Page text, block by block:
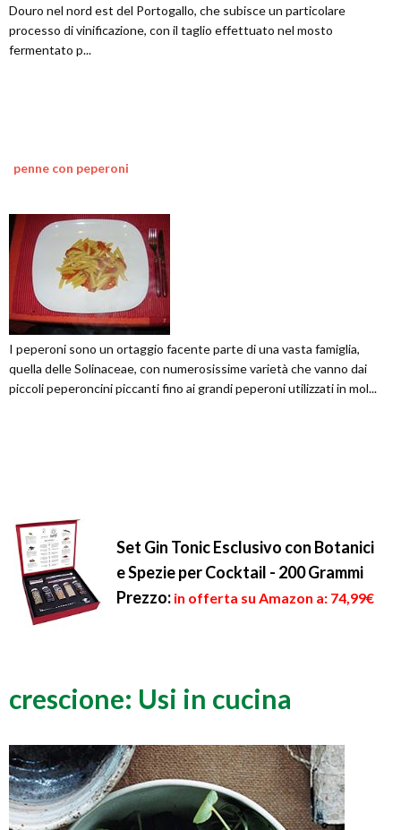
Douro nel nord est del Portogallo, che subisce un particolare
processo di vinificazione, con il taglio effettuato nel mosto
fermentato p...
penne con peperoni
I peperoni sono un ortaggio facente parte di una vasta famiglia,
quella delle Solinaceae, con numerosissime varietà che vanno dai
piccoli peperoncini piccanti fino ai grandi peperoni utilizzati in mol...
Set Gin Tonic Esclusivo con Botanici
e Spezie per Cocktail - 200 Grammi
Prezzo: in offerta su Amazon a: 74,99€
crescione: Usi in cucina